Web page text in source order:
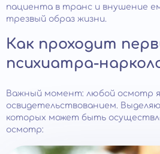
пациента в транс и внушение
трезвый образ жизни.
Как проходит
психиатра-
Важный момент: любой осмотр
освидетельствованием.
которых может быть
осмотр: